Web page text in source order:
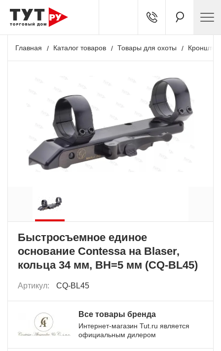
Главная Каталог товаров Товары для охоты
Быстросъемное единое
основание Contessa на Blaser,
кольца 34 мм, BH=5 мм (CQ-BL45)
Артикул: CQ-BL45
Все товары бренда
Интернет-магазин Tut.ru является
официальным дилером